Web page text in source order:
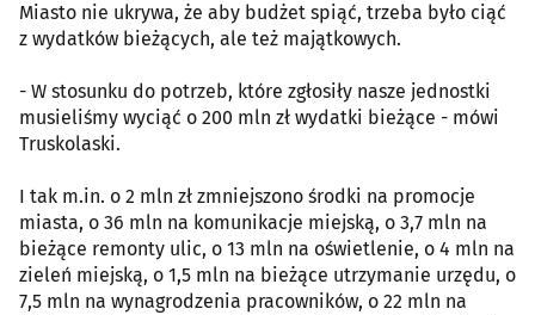
Miasto nie ukrywa, że aby budżet spiąć, trzeba było ciąć
z wydatków bieżących, ale też majątkowych.
- W stosunku do potrzeb, które zgłosiły nasze jednostki
musieliśmy wyciąć o 200 mln zł wydatki bieżące - mówi
Truskolaski.
I tak m.in. o 2 mln zł zmniejszono środki na promocje
miasta, o 36 mln na komunikacje miejską, o 3,7 mln na
bieżące remonty ulic, o 13 mln na oświetlenie, o 4 mln na
zieleń miejską, o 1,5 mln na bieżące utrzymanie urzędu, o
7,5 mln na wynagrodzenia pracowników, o 22 mln na